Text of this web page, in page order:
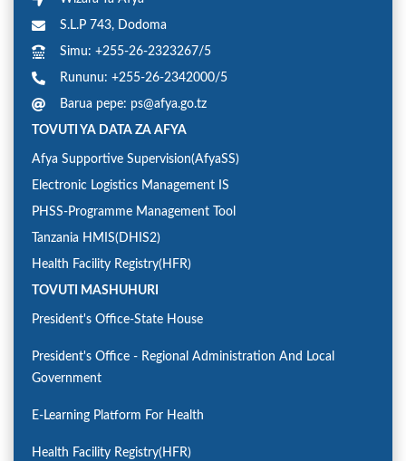
S.L.P 743, Dodoma
Simu: +255-26-2323267/5
Rununu: +255-26-2342000/5
Barua pepe: ps@afya.go.tz
TOVUTI YA DATA ZA AFYA
Afya Supportive Supervision(AfyaSS)
Electronic Logistics Management IS
PHSS-Programme Management Tool
Tanzania HMIS(DHIS2)
Health Facility Registry(HFR)
TOVUTI MASHUHURI
President's Office-State House
President's Office - Regional Administration And Local
Government
E-Learning Platform For Health
Health Facility Registry(HFR)